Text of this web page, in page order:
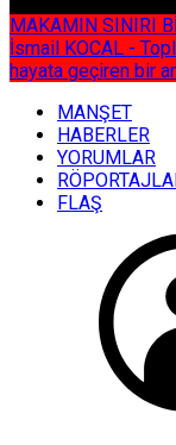
MAKAMIN SINIRI
İsmail KOCAL -
hayata geçiren bir
MANŞET
HABERLER
YORUMLAR
FLAŞ